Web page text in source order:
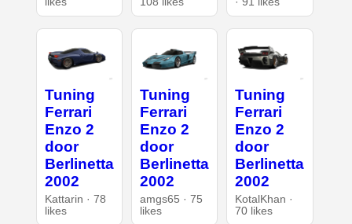
Tuning
Ferrari
Enzo 2
door
Berlinetta
2002
Kattarin · 78
likes
Tuning
Ferrari
Enzo 2
door
Berlinetta
2002
amgs65 · 75
likes
Tuning
Ferrari
Enzo 2
door
Berlinetta
2002
KotalKhan ·
70 likes